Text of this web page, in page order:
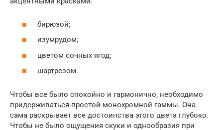
бирюзой;
изумрудом;
цветом сочных ягод;
шартрезом.
Чтобы все было спокойно и гармонично, необходимо
придерживаться простой монохромной гаммы. Она
сама раскрывает все достоинства этого цвета глубоко.
Чтобы не было ощущения скуки и однообразия при